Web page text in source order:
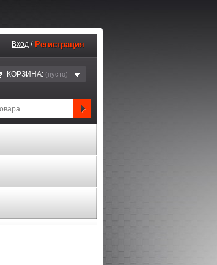
Вход / Регистрация
КОРЗИНА: (пустo)